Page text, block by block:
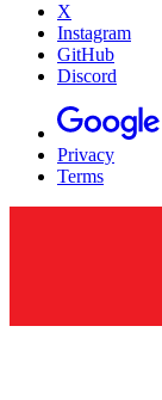
X
Instagram
GitHub
Discord
Privacy
Terms